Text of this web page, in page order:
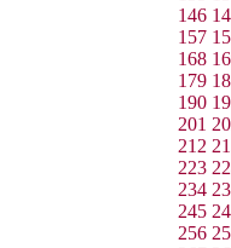
146
157
168
179
190
201
212
223
234
245
256